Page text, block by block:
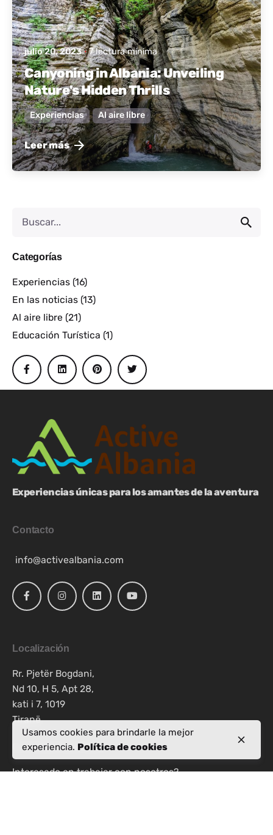
Categorías
Experiencias (16)
En las noticias (13)
Al aire libre (21)
Educación Turística (1)
julio 20, 2023 7 lectura mínima
Canyoning in Albania: Unveiling
Nature's Hidden Thrills
Experiencias Al aire libre
Leer más
Experiencias únicas para los amantes de la aventura
Contacto
info@activealbania.com
Localización
Rr. Pjetër Bogdani,
Nd 10, H 5, Apt 28,
kati i 7, 1019
Tiranë
Consultas laborales
Interesado en trabajar con nosotros?
Usamos cookies para brindarle la mejor
experiencia. Política de cookies